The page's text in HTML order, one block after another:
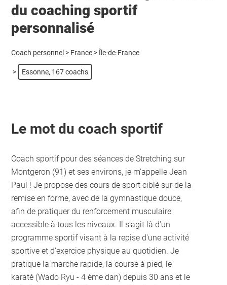
du coaching sportif
personnalisé
Coach personnel > France > Île-de-France
> Essonne, 167 coachs
Le mot du coach sportif
Coach sportif pour des séances de Stretching sur
Montgeron (91) et ses environs, je m'appelle Jean
Paul ! Je propose des cours de sport ciblé sur de la
remise en forme, avec de la gymnastique douce,
afin de pratiquer du renforcement musculaire
accessible à tous les niveaux. Il s'agit là d'un
programme sportif visant à la repise d'une activité
sportive et d'exercice physique au quotidien. Je
pratique la marche rapide, la course à pied, le
karaté (Wado Ryu - 4 ème dan) depuis 30 ans et le